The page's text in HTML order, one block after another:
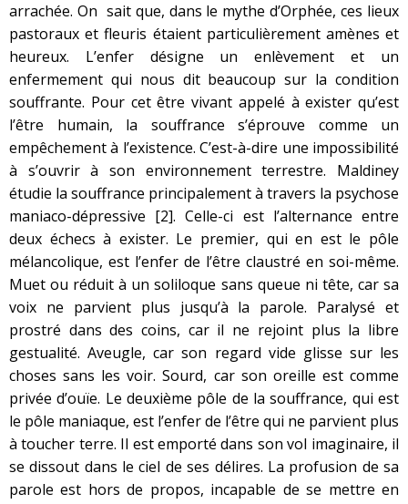
arrachée. On sait que, dans le mythe d’Orphée, ces lieux
pastoraux et fleuris étaient particulièrement amènes et
heureux. L’enfer désigne un enlèvement et un
enfermement qui nous dit beaucoup sur la condition
souffrante. Pour cet être vivant appelé à exister qu’est
l’être humain, la souffrance s’éprouve comme un
empêchement à l’existence. C’est-à-dire une impossibilité
à s’ouvrir à son environnement terrestre. Maldiney
étudie la souffrance principalement à travers la psychose
maniaco-dépressive [2]. Celle-ci est l’alternance entre
deux échecs à exister. Le premier, qui en est le pôle
mélancolique, est l’enfer de l’être claustré en soi-même.
Muet ou réduit à un soliloque sans queue ni tête, car sa
voix ne parvient plus jusqu’à la parole. Paralysé et
prostré dans des coins, car il ne rejoint plus la libre
gestualité. Aveugle, car son regard vide glisse sur les
choses sans les voir. Sourd, car son oreille est comme
privée d’ouïe. Le deuxième pôle de la souffrance, qui est
le pôle maniaque, est l’enfer de l’être qui ne parvient plus
à toucher terre. Il est emporté dans son vol imaginaire, il
se dissout dans le ciel de ses délires. La profusion de sa
parole est hors de propos, incapable de se mettre en